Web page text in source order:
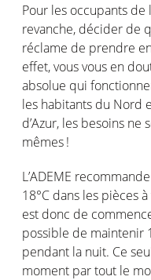
Pour les occupants de
revanche, décider de
réclame de prendre
effet,vousvous en
absolue qui
les habitants du Nord
d’Azur, les besoins ne
mêmes!
L’ADEME recommande
18°C dans les pièces
est donc de
possible de maintenir
pendant la nuit. Ce
moment par tout le